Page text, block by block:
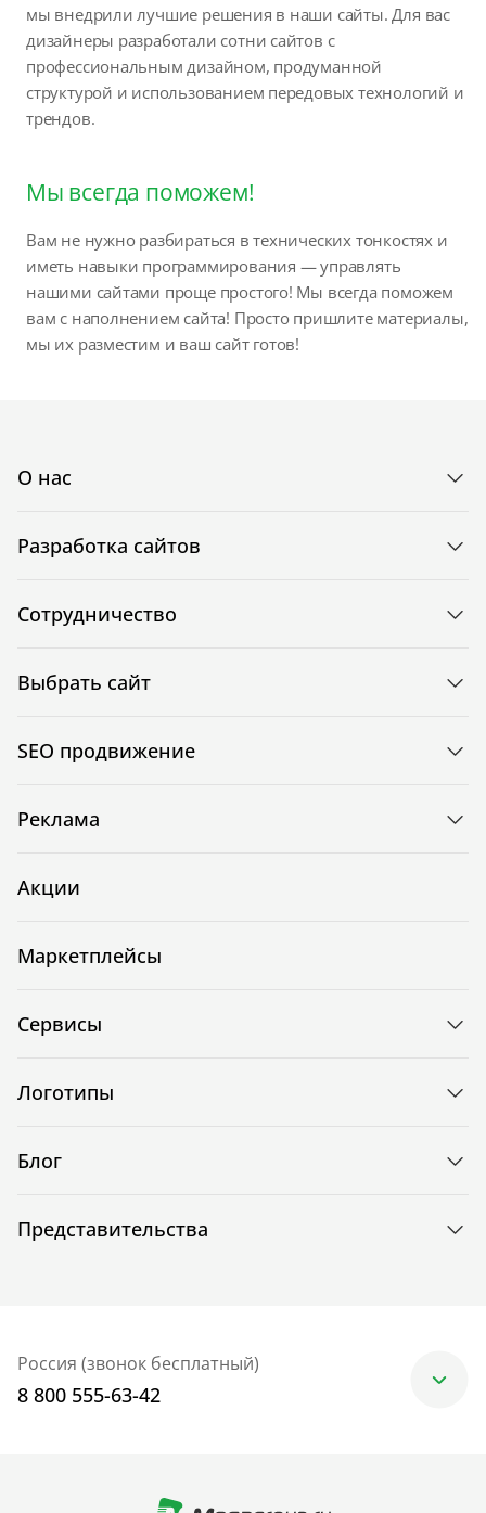
мы внедрили лучшие решения в наши сайты. Для вас
дизайнеры разработали сотни сайтов с
профессиональным дизайном, продуманной
структурой и использованием передовых технологий и
трендов.
Мы всегда поможем!
Вам не нужно разбираться в технических тонкостях и
иметь навыки программирования — управлять
нашими сайтами проще простого! Мы всегда поможем
вам с наполнением сайта! Просто пришлите материалы,
мы их разместим и ваш сайт готов!
О нас
Разработка сайтов
Сотрудничество
Выбрать сайт
SEO продвижение
Реклама
Акции
Маркетплейсы
Сервисы
Логотипы
Блог
Представительства
Россия (звонок бесплатный)
8 800 555-63-42
+7 (499) 705-30-10